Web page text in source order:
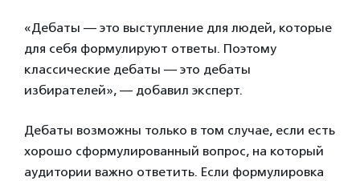
«Дебаты — это выступление для людей, которые
для себя формулируют ответы. Поэтому
классические дебаты — это дебаты
избирателей», — добавил эксперт.
Дебаты возможны только в том случае, если есть
хорошо сформулированный вопрос, на который
аудитории важно ответить. Если формулировка